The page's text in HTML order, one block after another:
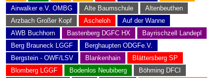
Airwalker e.V. OMBG
Alte Baumschule
Altenbeuthen
Arzbach Großer Kopf
Ascheloh
Auf der Wanne
AWB Buchhorn
Bastenberg DGFC HX
Bayrischzell Landepl
Berg Brauneck LGGF
Berghaupten ODGFe.V.
Bergstein - OWF/LSV
Blankenhain
Blättersberg SP
Blomberg LGGF
Bodenlos Neubiberg
Böhming DFCI